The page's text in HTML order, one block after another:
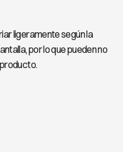
ligeramente según la
por lo que pueden no